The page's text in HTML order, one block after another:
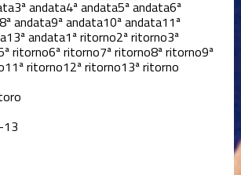
3ª andata4ª andata5ª andata6ª
andata9ª andata10ª andata11ª
13ª andata1ª ritorno2ª ritorno3ª
ritorno6ª ritorno7ª ritorno8ª ritorno9ª
11ª ritorno12ª ritorno13ª ritorno
-13